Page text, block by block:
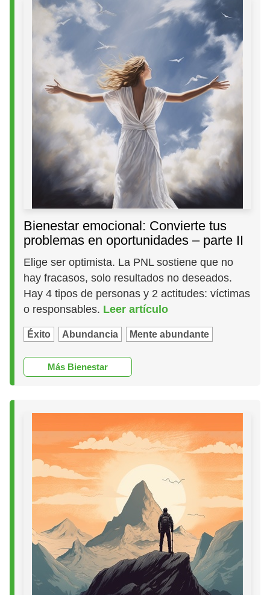
Bienestar emocional: Convierte tus
problemas en oportunidades – parte II
Elige ser optimista. La PNL sostiene que no
hay fracasos, solo resultados no deseados.
Hay 4 tipos de personas y 2 actitudes: víctimas
o responsables. Leer artículo
Éxito Abundancia Mente abundante
Más Bienestar